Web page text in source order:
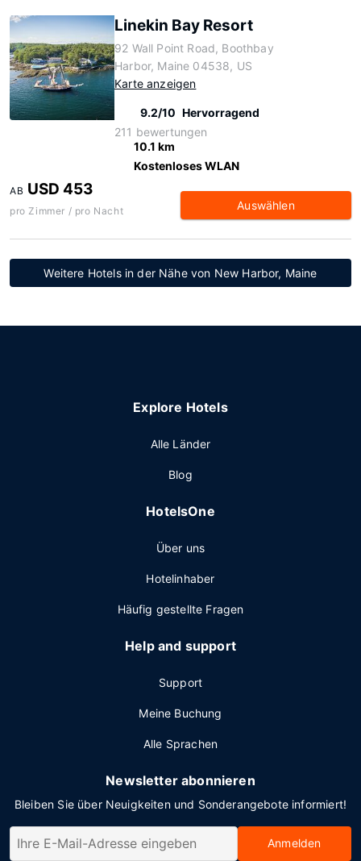
Linekin Bay Resort
92 Wall Point Road, Boothbay
Harbor, Maine 04538, US
Karte anzeigen
9.2/10 Hervorragend
211 bewertungen
10.1 km
Kostenloses WLAN
AB USD 453
pro Zimmer / pro Nacht Auswählen
Weitere Hotels in der Nähe von New Harbor, Maine
Explore Hotels
Alle Länder
Blog
HotelsOne
Über uns
Hotelinhaber
Häufig gestellte Fragen
Help and support
Support
Meine Buchung
Alle Sprachen
Newsletter abonnieren
Bleiben Sie über Neuigkeiten und Sonderangebote informiert!
Anmelden